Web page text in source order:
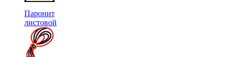
Паронит
листовой